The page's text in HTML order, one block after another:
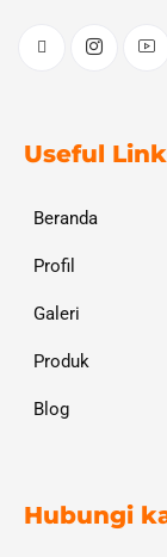
Useful
Beranda
Profil
Galeri
Produk
Blog
Hubungi